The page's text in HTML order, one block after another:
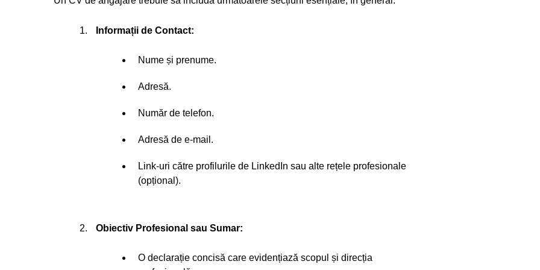
Informații de Contact:
Nume și prenume.
Adresă.
Număr de telefon.
Adresă de e-mail.
Link-uri către profilurile de LinkedIn sau alte rețele profesionale
(opțional).
Obiectiv Profesional sau Sumar:
O declarație concisă care evidențiază scopul și direcția